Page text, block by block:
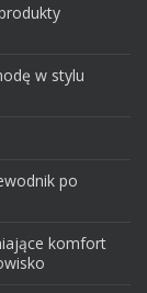
w stylu
po
komfort